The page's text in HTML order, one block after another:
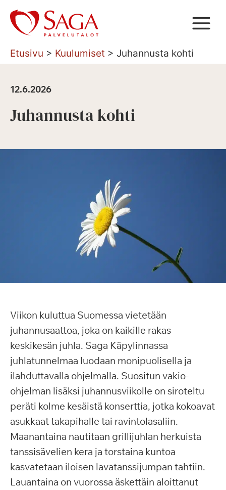
Siirry
sisältöön
Etusivu > Kuulumiset > Juhannusta kohti
12.6.2026
Juhannusta kohti
Viikon kuluttua Suomessa vietetään
juhannusaattoa, joka on kaikille rakas
keskikesän juhla. Saga Käpylinnassa
juhlatunnelmaa luodaan monipuolisella ja
ilahduttavalla ohjelmalla. Suositun vakio-
ohjelman lisäksi juhannusviikolle on siroteltu
peräti kolme kesäistä konserttia, jotka kokoavat
asukkaat takapihalle tai ravintolasaliin.
Maanantaina nautitaan grillijuhlan herkuista
tanssisävelien kera ja torstaina kuntoa
kasvatetaan iloisen lavatanssijumpan tahtiin.
Lauantaina on vuorossa äskettäin aloittanut